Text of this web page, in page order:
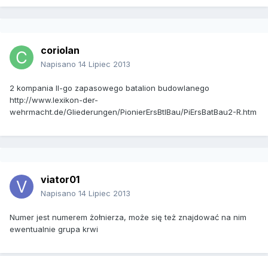
coriolan
Napisano 14 Lipiec 2013
2 kompania II-go zapasowego batalion budowlanego
http://www.lexikon-der-
wehrmacht.de/Gliederungen/PionierErsBtlBau/PiErsBatBau2-R.htm
viator01
Napisano 14 Lipiec 2013
Numer jest numerem żołnierza, może się też znajdować na nim
ewentualnie grupa krwi